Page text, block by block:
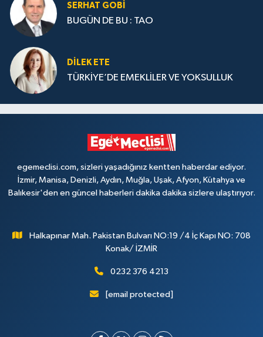
SERHAT GOBİ
BUGÜN DE BU : TAO
DILEK ETE
TÜRKİYE’DE EMEKLİLER VE YOKSULLUK
egemeclisi.com, sizleri yaşadığınız kentten haberdar ediyor.
İzmir, Manisa, Denizli, Aydın, Muğla, Uşak, Afyon, Kütahya ve
Balıkesir'den en güncel haberleri dakika dakika sizlere ulaştırıyor.
Halkapınar Mah. Pakistan Bulvarı NO:19 /4 İç Kapı NO: 708
Konak/ İZMİR
0232 376 4213
[email protected]